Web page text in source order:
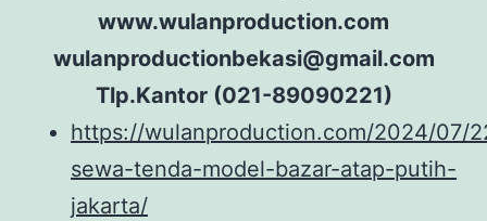
www.wulanproduction.com
wulanproductionbekasi@gmail.com
Tlp.Kantor (021-89090221)
https://wulanproduction.com/2024/07/
sewa-tenda-model-bazar-atap-putih-
jakarta/